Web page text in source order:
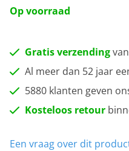
Op voorraad
Gratis verzending
Al meer dan 52 jaar
5880 klanten geven
Kosteloos retour
Een vraag over dit